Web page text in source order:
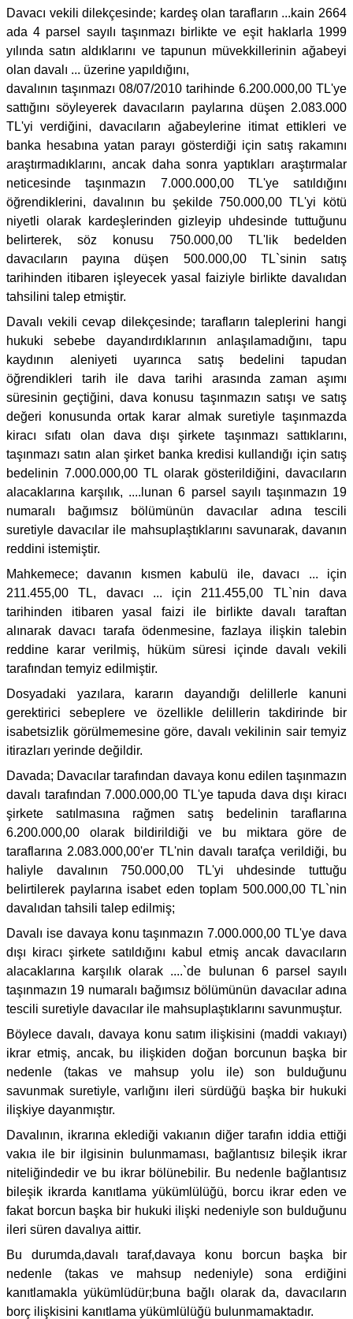
Davacı vekili dilekçesinde; kardeş olan tarafların ...kain 2664
ada 4 parsel sayılı taşınmazı birlikte ve eşit haklarla 1999
yılında satın aldıklarını ve tapunun müvekkillerinin ağabeyi
olan davalı ... üzerine yapıldığını,
davalının taşınmazı 08/07/2010 tarihinde 6.200.000,00 TL'ye
sattığını söyleyerek davacıların paylarına düşen 2.083.000
TL'yi verdiğini, davacıların ağabeylerine itimat ettikleri ve
banka hesabına yatan parayı gösterdiği için satış rakamını
araştırmadıklarını, ancak daha sonra yaptıkları araştırmalar
neticesinde taşınmazın 7.000.000,00 TL'ye satıldığını
öğrendiklerini, davalının bu şekilde 750.000,00 TL'yi kötü
niyetli olarak kardeşlerinden gizleyip uhdesinde tuttuğunu
belirterek, söz konusu 750.000,00 TL'lik bedelden
davacıların payına düşen 500.000,00 TL`sinin satış
tarihinden itibaren işleyecek yasal faiziyle birlikte davalıdan
tahsilini talep etmiştir.
Davalı vekili cevap dilekçesinde; tarafların taleplerini hangi
hukuki sebebe dayandırdıklarının anlaşılamadığını, tapu
kaydının aleniyeti uyarınca satış bedelini tapudan
öğrendikleri tarih ile dava tarihi arasında zaman aşımı
süresinin geçtiğini, dava konusu taşınmazın satışı ve satış
değeri konusunda ortak karar almak suretiyle taşınmazda
kiracı sıfatı olan dava dışı şirkete taşınmazı sattıklarını,
taşınmazı satın alan şirket banka kredisi kullandığı için satış
bedelinin 7.000.000,00 TL olarak gösterildiğini, davacıların
alacaklarına karşılık, ....lunan 6 parsel sayılı taşınmazın 19
numaralı bağımsız bölümünün davacılar adına tescili
suretiyle davacılar ile mahsuplaştıklarını savunarak, davanın
reddini istemiştir.
Mahkemece; davanın kısmen kabulü ile, davacı ... için
211.455,00 TL, davacı ... için 211.455,00 TL`nin dava
tarihinden itibaren yasal faizi ile birlikte davalı taraftan
alınarak davacı tarafa ödenmesine, fazlaya ilişkin talebin
reddine karar verilmiş, hüküm süresi içinde davalı vekili
tarafından temyiz edilmiştir.
Dosyadaki yazılara, kararın dayandığı delillerle kanuni
gerektirici sebeplere ve özellikle delillerin takdirinde bir
isabetsizlik görülmemesine göre, davalı vekilinin sair temyiz
itirazları yerinde değildir.
Davada; Davacılar tarafından davaya konu edilen taşınmazın
davalı tarafından 7.000.000,00 TL'ye tapuda dava dışı kiracı
şirkete satılmasına rağmen satış bedelinin taraflarına
6.200.000,00 olarak bildirildiği ve bu miktara göre de
taraflarına 2.083.000,00'er TL'nin davalı tarafça verildiği, bu
haliyle davalının 750.000,00 TL'yi uhdesinde tuttuğu
belirtilerek paylarına isabet eden toplam 500.000,00 TL`nin
davalıdan tahsili talep edilmiş;
Davalı ise davaya konu taşınmazın 7.000.000,00 TL'ye dava
dışı kiracı şirkete satıldığını kabul etmiş ancak davacıların
alacaklarına karşılık olarak ....`de bulunan 6 parsel sayılı
taşınmazın 19 numaralı bağımsız bölümünün davacılar adına
tescili suretiyle davacılar ile mahsuplaştıklarını savunmuştur.
Böylece davalı, davaya konu satım ilişkisini (maddi vakıayı)
ikrar etmiş, ancak, bu ilişkiden doğan borcunun başka bir
nedenle (takas ve mahsup yolu ile) son bulduğunu
savunmak suretiyle, varlığını ileri sürdüğü başka bir hukuki
ilişkiye dayanmıştır.
Davalının, ikrarına eklediği vakıanın diğer tarafın iddia ettiği
vakıa ile bir ilgisinin bulunmaması, bağlantısız bileşik ikrar
niteliğindedir ve bu ikrar bölünebilir. Bu nedenle bağlantısız
bileşik ikrarda kanıtlama yükümlülüğü, borcu ikrar eden ve
fakat borcun başka bir hukuki ilişki nedeniyle son bulduğunu
ileri süren davalıya aittir.
Bu durumda,davalı taraf,davaya konu borcun başka bir
nedenle (takas ve mahsup nedeniyle) sona erdiğini
kanıtlamakla yükümlüdür;buna bağlı olarak da, davacıların
borç ilişkisini kanıtlama yükümlülüğü bulunmamaktadır.